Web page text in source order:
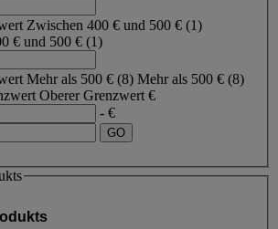
Zwischen 400 € und 500 € (1)
€ und 500 € (1)
Mehr als 500 € (8) Mehr als 500 € (8)
Oberer Grenzwert €
- €